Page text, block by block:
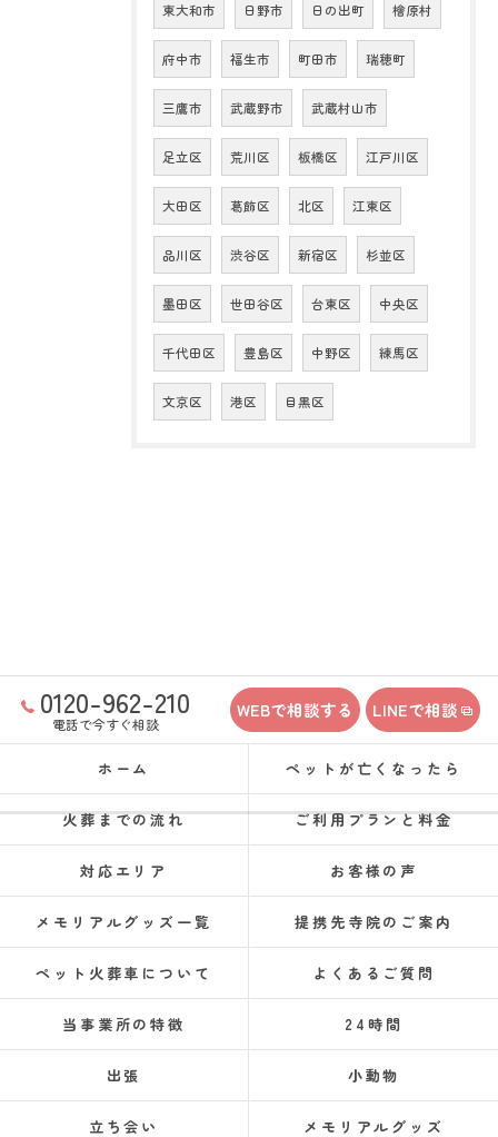
東大和市 日野市 日の出町 檜原村
府中市 福生市 町田市 瑞穂町
三鷹市 武蔵野市 武蔵村山市
足立区 荒川区 板橋区 江戸川区
大田区 葛飾区 北区 江東区
品川区 渋谷区 新宿区 杉並区
墨田区 世田谷区 台東区 中央区
千代田区 豊島区 中野区 練馬区
文京区 港区 目黒区
0120-962-210
電話で今すぐ相談
WEBで相談する LINEで相談
ホーム ペットが亡くなったら
火葬までの流れ ご利用プランと料金
対応エリア お客様の声
メモリアルグッズ一覧 提携先寺院のご案内
ペット火葬車について よくあるご質問
当事業所の特徴 24時間
出張 小動物
立ち会い メモリアルグッズ